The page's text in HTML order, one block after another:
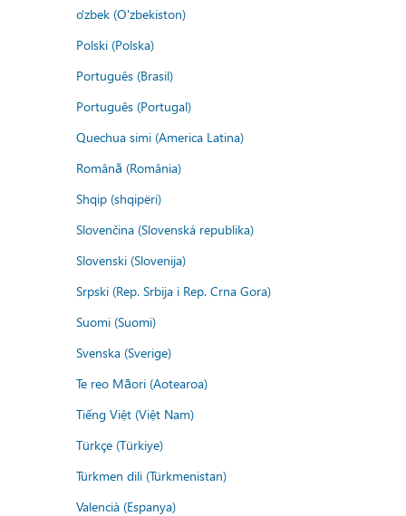
o'zbek (O'zbekiston)
Polski (Polska)
Português (Brasil)
Português (Portugal)
Quechua simi (America Latina)
Română (România)
Shqip (shqipëri)
Slovenčina (Slovenská republika)
Slovenski (Slovenija)
Srpski (Rep. Srbija i Rep. Crna Gora)
Suomi (Suomi)
Svenska (Sverige)
Te reo Māori (Aotearoa)
Tiếng Việt (Việt Nam)
Türkçe (Türkiye)
Türkmen dili (Türkmenistan)
Valencià (Espanya)